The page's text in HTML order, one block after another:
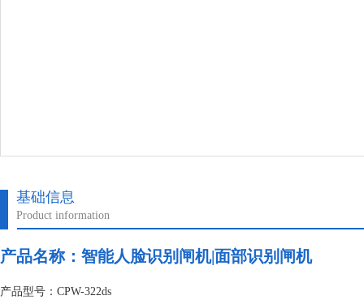
基础信息
Product information
产品名称： 智能人脸识别闸机|面部识别闸机
产品型号：CPW-322ds